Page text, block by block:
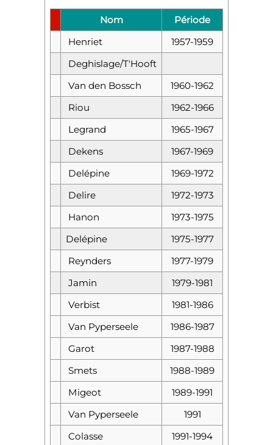
Nom
Période
Henriet
1957-1959
Deghislage/T'Hooft
Van den Bossch
1960-1962
Riou
1962-1966
Legrand
1965-1967
Dekens
1967-1969
Delépine
1969-1972
Delire
1972-1973
Hanon
1973-1975
Delépine
1975-1977
Reynders
1977-1979
Jamin
1979-1981
Verbist
1981-1986
Van Pyperseele
1986-1987
Garot
1987-1988
Smets
1988-1989
Migeot
1989-1991
Van Pyperseele
1991
Colasse
1991-1994